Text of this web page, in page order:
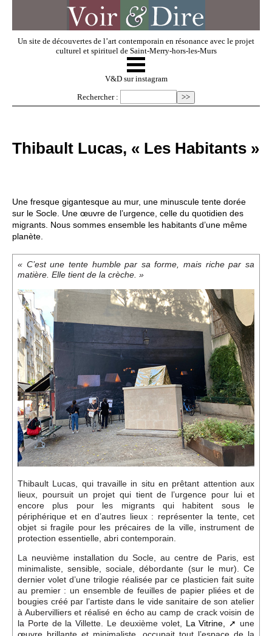
Un site de découvertes de l’art contemporain en résonance avec le projet
culturel et spirituel de Saint-Merry-hors-les-Murs
V & D
Exposer
Regarder
Événements
Sacré
Cousinages
☰
V&D sur instagram
Rechercher :
Thibault Lucas, « Les Habitants »
Une fresque gigantesque au mur, une minuscule tente dorée
sur le Socle. Une œuvre de l’urgence, celle du quotidien des
migrants. Nous sommes ensemble les habitants d’une même
planète.
« C’est une tente humble par sa forme, mais riche par sa
matière. Elle tient de la crèche. »
Thibault Lucas, qui travaille in situ en prêtant attention aux
lieux, poursuit un projet qui tient de l’urgence pour lui et
encore plus pour les migrants qui habitent sous le
périphérique et en d’autres lieux : représenter la tente, cet
objet si fragile pour les précaires de la ville, instrument de
protection essentielle, abri contemporain.
La neuvième installation du Socle, au centre de Paris, est
minimaliste, sensible, sociale, débordante (sur le mur). Ce
dernier volet d’une trilogie réalisée par ce plasticien fait suite
au premier : un ensemble de feuilles de papier pliées et de
bougies créé par l’artiste dans le vide sanitaire de son atelier
à Aubervilliers et réalisé en écho au camp de crack voisin de
la Porte de la Villette. Le deuxième volet, La Vitrine,
une